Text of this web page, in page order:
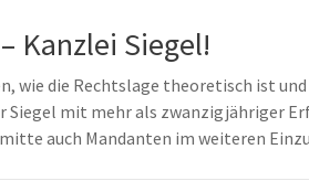
Kanzlei Siegel!
wie die Rechtslage theoretisch ist
mit mehr als zwanzigjähriger
auch Mandanten im weiteren